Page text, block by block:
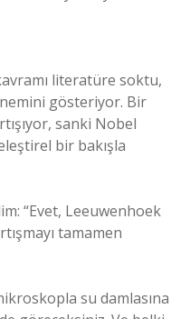
literatüre soktu,
gösteriyor. Bir
sanki Nobel
bir bakışla
“Evet, Leeuwenhoek
tamamen
su damlasına